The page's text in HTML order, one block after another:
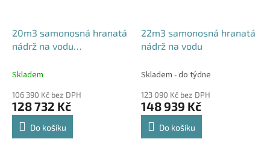
20m3 samonosná hranatá
nádrž na vodu
Skladem
106 390 Kč bez DPH
128 732 Kč
Do košíku
22m3 samonosná hranatá
nádrž na vodu
Skladem - do týdne
123 090 Kč bez DPH
148 939 Kč
Do košíku